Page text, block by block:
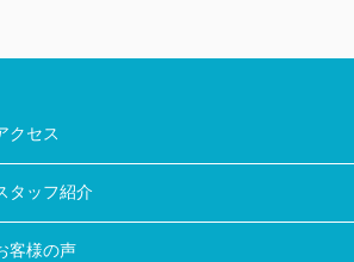
クセス
タッフ紹介
客様の声